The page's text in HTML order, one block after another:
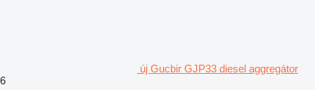
új Gucbir GJP33 diesel aggregátor
6